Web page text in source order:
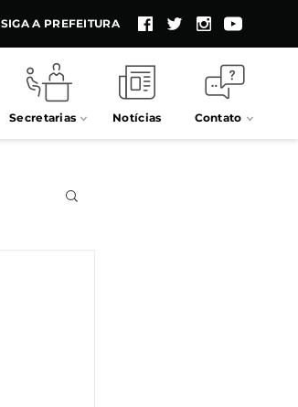
SIGA A PREFEITURA
Secretarias Notícias Contato